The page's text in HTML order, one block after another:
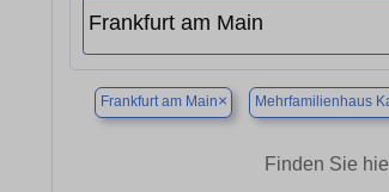
Frankfurt am Main× Mehrfamilienhaus
Finden Sie